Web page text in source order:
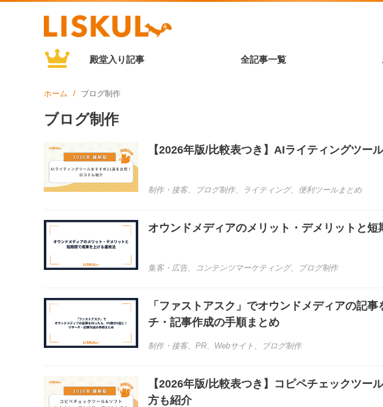
殿堂入り記事 全記事一覧
ホーム ブログ制作
ブログ制作
【2026年版/比較表つき】AIライティングツー
制作・接客、 ブログ制作、 ライティング、 便利ツールまとめ
オウンドメディアのメリット・デメリットと
集客・広告、 コンテンツマーケティング、 ブログ制作
「ファストアスク」でオウンドメディアの記
チ・記事作成の手順まとめ
制作・接客、 PR、 Webサイト 、 ブログ制作
【2026年版/比較表つき】コピペチェックツー
方も紹介